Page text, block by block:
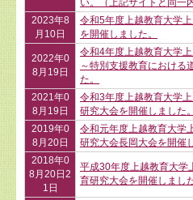
い。（上記サイトと同一
2023年8
月10日
令和5年度上越教育大学
を開催しました。
2022年0
8月19日
令和4年度上越教育大学
～特別支援教育における
た。
2021年0
8月19日
令和3年度上越教育大学
研究大会を開催しました。
2019年0
8月20日
令和元年度上越教育大学
研究大会長岡大会を開催
2018年0
8月20日2
1日
平成30年度上越教育大学
育研究大会を開催しまし